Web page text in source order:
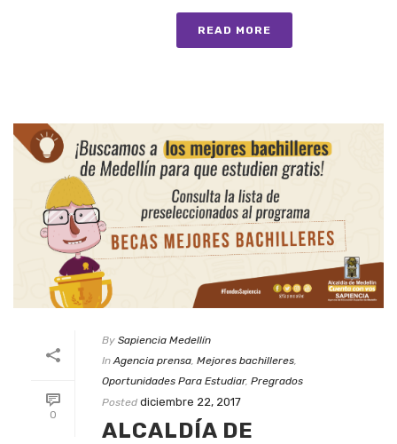
READ MORE
0
By Sapiencia Medellín
In Agencia prensa, Mejores bachilleres,
Oportunidades Para Estudiar, Pregrados
Posted diciembre 22, 2017
ALCALDÍA DE